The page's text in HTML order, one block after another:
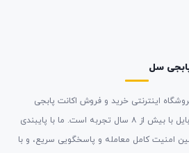
سل
اینترنتی خرید و فروش اکانت پابجی
موبایل و اکانت کالاف دیوتی موبایل با بیش از ۸ سال تجربه است. ما با پایبندی
امنیت کامل معامله و پاسخگویی سریع، و با